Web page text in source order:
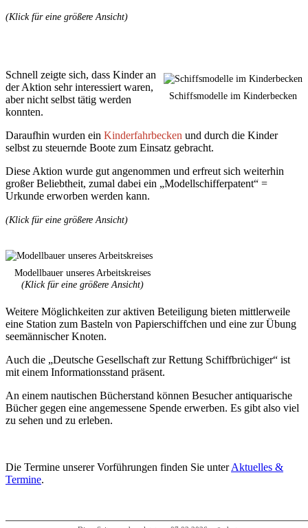
(Klick für eine größere Ansicht)
Schiffsmodelle im Kinderbecken
Schnell zeigte sich, dass Kinder an
der Aktion sehr interessiert waren,
aber nicht selbst tätig werden
konnten.
Daraufhin wurden ein Kinderfahrbecken und durch die Kinder
selbst zu steuernde Boote zum Einsatz gebracht.
Diese Aktion wurde gut angenommen und erfreut sich weiterhin
großer Beliebtheit, zumal dabei ein „Modell­schifferpatent“ =
Urkunde erworben werden kann.
(Klick für eine größere Ansicht)
Modellbauer unseres Arbeitskreises
(Klick für eine größere Ansicht)
Weitere Möglichkeiten zur aktiven Beteiligung bieten mittlerweile
eine Station zum Basteln von Papierschiffchen und eine zur Übung
seemän­nischer Knoten.
Auch die „Deutsche Gesellschaft zur Rettung Schiff­brüchiger“ ist
mit einem Informationsstand präsent.
An einem nautischen Bücherstand können Besucher antiquarische
Bücher gegen eine angemes­sene Spende erwerben. Es gibt also viel
zu sehen und zu erleben.
Die Termine unserer Vorführungen finden Sie unterAktuelles &
Termine.